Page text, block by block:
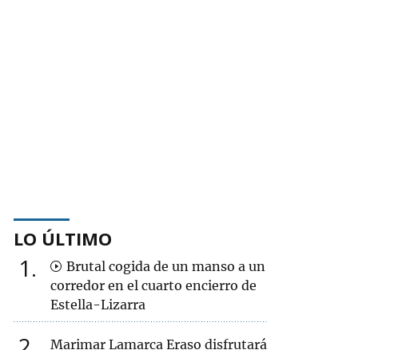
LO ÚLTIMO
1
Brutal cogida de un manso a un
corredor en el cuarto encierro de
Estella-Lizarra
Marimar Lamarca Eraso disfrutará